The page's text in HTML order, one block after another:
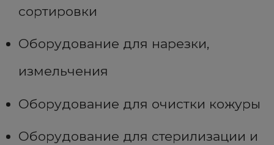
сортировки
Оборудование для нарезки,
измельчения
Оборудование для очистки кожуры
Оборудование для стерилизации и